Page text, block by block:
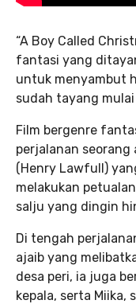
“A Boy Called
fantasi yang
untuk menyambut
sudah tayang
Film bergenre
perjalanan seorang
(Henry Lawfull)
melakukan
salju yang dingin
Di tengah
ajaib yang
desa peri, ia juga
kepala, serta Miika,